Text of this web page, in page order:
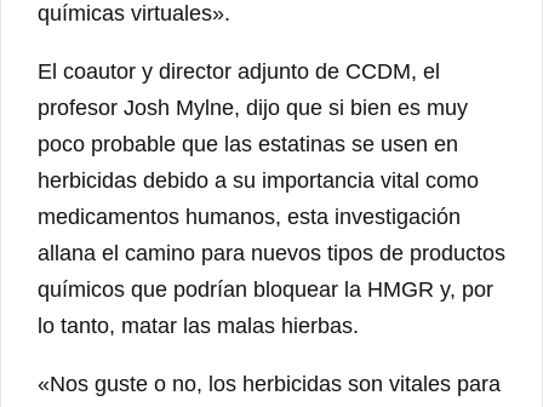
químicas virtuales».
El coautor y director adjunto de CCDM, el
profesor Josh Mylne, dijo que si bien es muy
poco probable que las estatinas se usen en
herbicidas debido a su importancia vital como
medicamentos humanos, esta investigación
allana el camino para nuevos tipos de productos
químicos que podrían bloquear la HMGR y, por
lo tanto, matar las malas hierbas.
«Nos guste o no, los herbicidas son vitales para